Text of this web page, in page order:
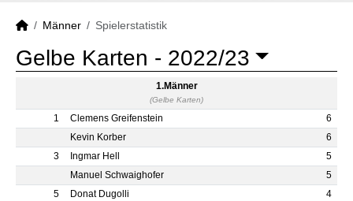
Männer Spielerstatistik
Gelbe Karten - 2022/23
1.Männer
(Gelbe Karten)
1 Clemens Greifenstein
6
Kevin Korber
6
3
Ingmar Hell
5
Manuel Schwaighofer
5
5
Donat Dugolli
4